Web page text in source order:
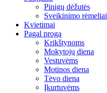
Pinigų dėžutės
Sveikinimo rėmeliai
Kvietimai
Pagal progą
Krikštynoms
Mokytojų diena
Vestuvėms
Motinos diena
Tėvo diena
Įkurtuvėms